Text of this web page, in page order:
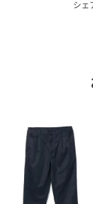
によって、実際
裏地：なし
【スタッフレビ
スタッフ：武島
身長：169cm/
シェ